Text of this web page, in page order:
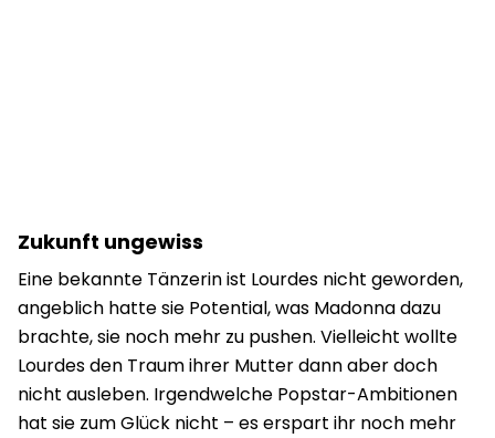
Zukunft ungewiss
Eine bekannte Tänzerin ist Lourdes nicht geworden,
angeblich hatte sie Potential, was Madonna dazu
brachte, sie noch mehr zu pushen. Vielleicht wollte
Lourdes den Traum ihrer Mutter dann aber doch
nicht ausleben. Irgendwelche Popstar-Ambitionen
hat sie zum Glück nicht – es erspart ihr noch mehr